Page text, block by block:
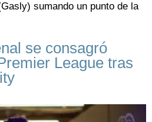
sumando un punto de la
se consagró
League tras